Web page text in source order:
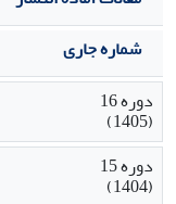
شماره جاری
دوره 16
(1405)
دوره 15
(1404)